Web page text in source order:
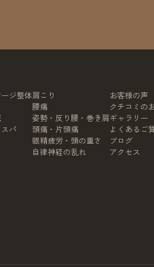
ジ整体
パ
肩こり
腰痛
姿勢・反り腰・巻き肩
頭痛・片頭痛
眼精疲労・頭の重さ
自律神経の乱れ
お客様の声
クチコミの
ギャラリー
よくあるご
ブログ
アクセス